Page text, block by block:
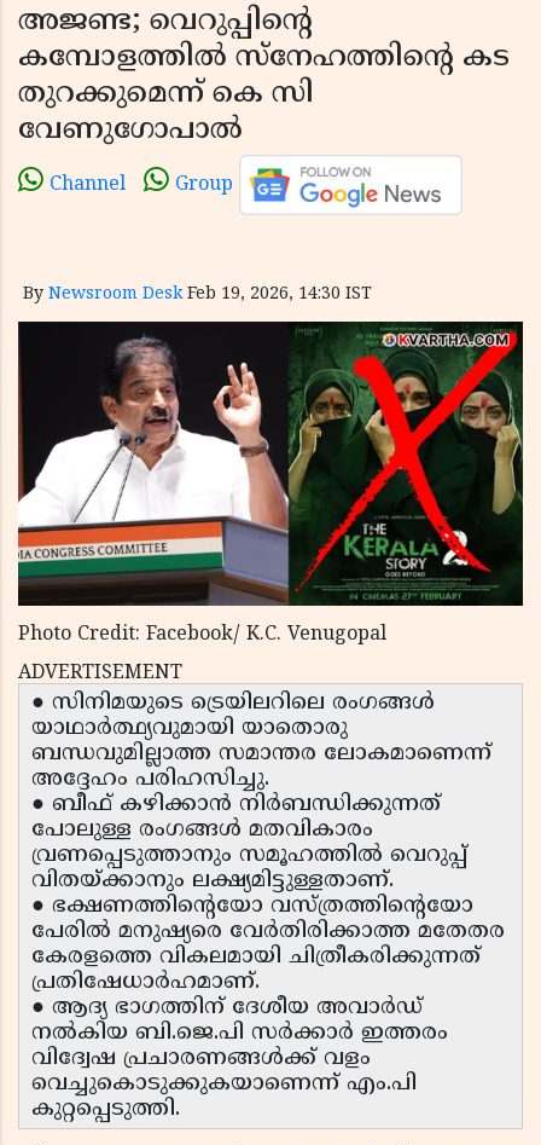
അജണ്ട; വെറുപ്പിന്റെ
കമ്പോളത്തിൽ സ്നേഹത്തിന്റെ കട
തുറക്കുമെന്ന് കെ സി
വേണുഗോപാൽ
Channel Group
By Newsroom Desk Feb 19, 2026, 14:30 IST
Photo Credit: Facebook/ K.C. Venugopal
ADVERTISEMENT
● സിനിമയുടെ ട്രെയിലറിലെ രംഗങ്ങൾ
യാഥാർത്ഥ്യവുമായി യാതൊരു
ബന്ധവുമില്ലാത്ത സമാന്തര ലോകമാണെന്ന്
അദ്ദേഹം പരിഹസിച്ചു.
● ബീഫ് കഴിക്കാൻ നിർബന്ധിക്കുന്നത്
പോലുള്ള രംഗങ്ങൾ മതവികാരം
വ്രണപ്പെടുത്താനും സമൂഹത്തിൽ വെറുപ്പ്
വിതയ്ക്കാനും ലക്ഷ്യമിട്ടുള്ളതാണ്.
● ഭക്ഷണത്തിന്റെയോ വസ്ത്രത്തിന്റെയോ
പേരിൽ മനുഷ്യരെ വേർതിരിക്കാത്ത മതേതര
കേരളത്തെ വികലമായി ചിത്രീകരിക്കുന്നത്
പ്രതിഷേധാർഹമാണ്.
● ആദ്യ ഭാഗത്തിന് ദേശീയ അവാർഡ്
നൽകിയ ബി.ജെ.പി സർക്കാർ ഇത്തരം
വിദ്വേഷ പ്രചാരണങ്ങൾക്ക് വളം
വെച്ചുകൊടുക്കുകയാണെന്ന് എം.പി
കുറ്റപ്പെടുത്തി.